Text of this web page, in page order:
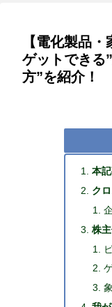
【電化製品
ゲットできる
方”を紹介！
本
ク
株